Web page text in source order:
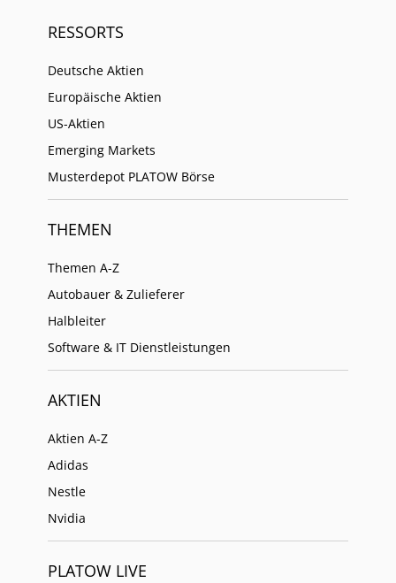
RESSORTS
Deutsche Aktien
Europäische Aktien
US-Aktien
Emerging Markets
Musterdepot PLATOW Börse
THEMEN
Themen A-Z
Autobauer & Zulieferer
Halbleiter
Software & IT Dienstleistungen
AKTIEN
Aktien A-Z
Adidas
Nestle
Nvidia
PLATOW LIVE